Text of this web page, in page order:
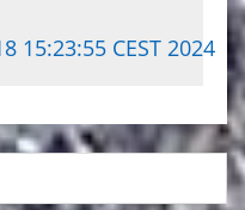
15:23:55 CEST 2024